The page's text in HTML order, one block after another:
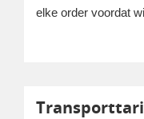
elke order voordat